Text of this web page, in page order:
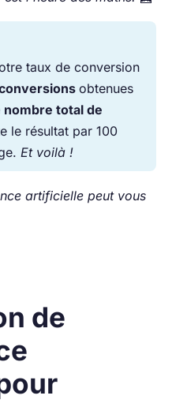
taux de conversion
obtenues
nombre total de
le résultat par 100
Et voilà !
artificielle peut vous
de